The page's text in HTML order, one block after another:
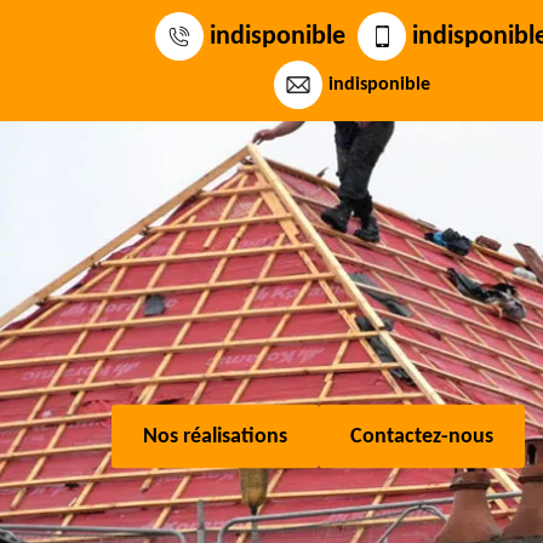
indisponible
indisponible
Nos réalisations Contactez-nous